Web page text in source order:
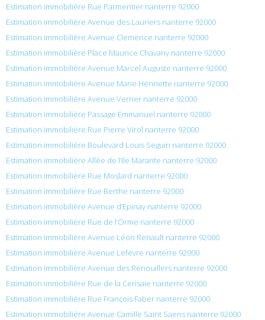
Estimation immobilière Rue Parmentier nanterre 92000
Estimation immobilière Avenue des Lauriers nanterre 92000
Estimation immobilière Avenue Clemence nanterre 92000
Estimation immobilière Place Maurice Chavany nanterre 92000
Estimation immobilière Avenue Marcel Auguste nanterre 92000
Estimation immobilière Avenue Marie Henriette nanterre 92000
Estimation immobilière Avenue Verrier nanterre 92000
Estimation immobilière Passage Emmanuel nanterre 92000
Estimation immobilière Rue Pierre Virol nanterre 92000
Estimation immobilière Boulevard Louis Seguin nanterre 92000
Estimation immobilière Allée de l’Ile Marante nanterre 92000
Estimation immobilière Rue Moslard nanterre 92000
Estimation immobilière Rue Berthe nanterre 92000
Estimation immobilière Avenue d’Epinay nanterre 92000
Estimation immobilière Rue de l’Orme nanterre 92000
Estimation immobilière Avenue Léon Renault nanterre 92000
Estimation immobilière Avenue Lefevre nanterre 92000
Estimation immobilière Avenue des Renouillers nanterre 92000
Estimation immobilière Rue de la Cerisaie nanterre 92000
Estimation immobilière Rue François Faber nanterre 92000
Estimation immobilière Avenue Camille Saint Saens nanterre 92000